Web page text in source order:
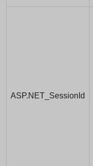
ASP.NET_SessionId